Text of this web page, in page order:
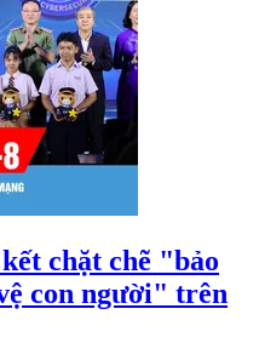
chặt chẽ "bảo
con người" trên